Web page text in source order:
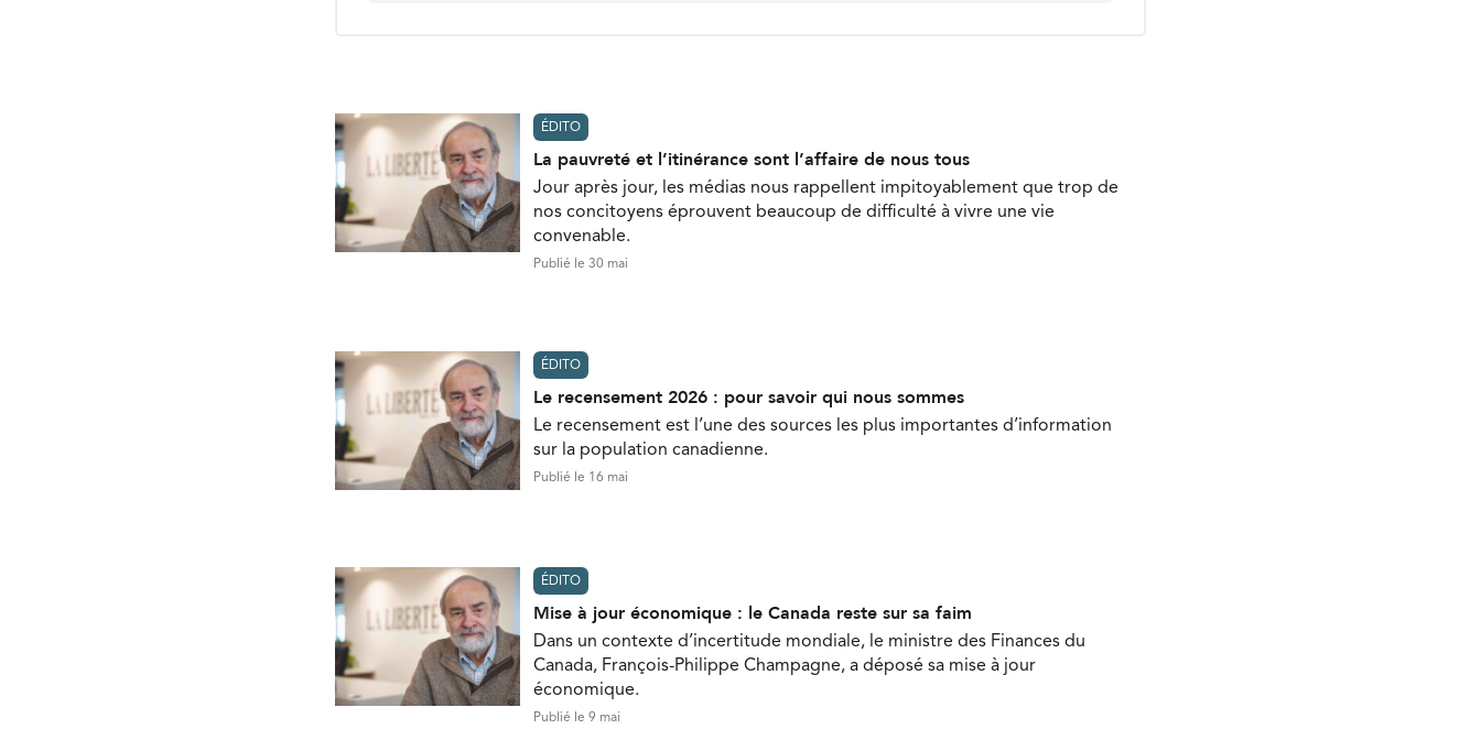
ÉDITO
La pauvreté et l’itinérance sont l’affaire de nous tous
Jour après jour, les médias nous rappellent impitoyablement que trop de
nos concitoyens éprouvent beaucoup de difficulté à vivre une vie
convenable.
Publié le 30 mai
ÉDITO
Le recensement 2026 : pour savoir qui nous sommes
Le recensement est l’une des sources les plus importantes d’information
sur la population canadienne.
Publié le 16 mai
ÉDITO
Mise à jour économique : le Canada reste sur sa faim
Dans un contexte d’incertitude mondiale, le ministre des Finances du
Canada, François-Philippe Champagne, a déposé sa mise à jour
économique.
Publié le 9 mai